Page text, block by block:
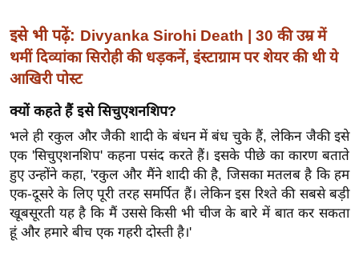
सा
ल
श
ख्सि
य
त
यं
ग
इं
डि
इसे भी पढ़ें: Divyanka Sirohi Death | 30 की उम्र में
थमीं दिव्यांका सिरोही की धड़कनें, इंस्टाग्राम पर शेयर की थी ये
आखिरी पोस्ट
क्यों कहते हैं इसे सिचुएशनशिप?
भले ही रकुल और जैकी शादी के बंधन में बंध चुके हैं, लेकिन जैकी इसे
एक 'सिचुएशनशिप' कहना पसंद करते हैं। इसके पीछे का कारण बताते
हुए उन्होंने कहा, 'रकुल और मैंने शादी की है, जिसका मतलब है कि हम
एक-दूसरे के लिए पूरी तरह समर्पित हैं। लेकिन इस रिश्ते की सबसे बड़ी
खूबसूरती यह है कि मैं उससे किसी भी चीज के बारे में बात कर सकता
हूं और हमारे बीच एक गहरी दोस्ती है।'